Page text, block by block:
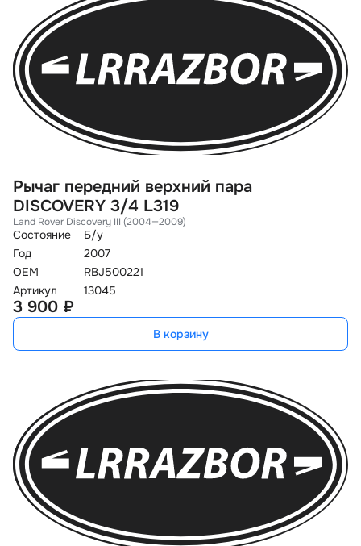
Рычаг передний верхний пара
DISCOVERY 3/4 L319
Land Rover Discovery III (2004—2009)
Состояние
Б/у
Год
2007
OEM
RBJ500221
Артикул
13045
3 900 ₽
В корзину